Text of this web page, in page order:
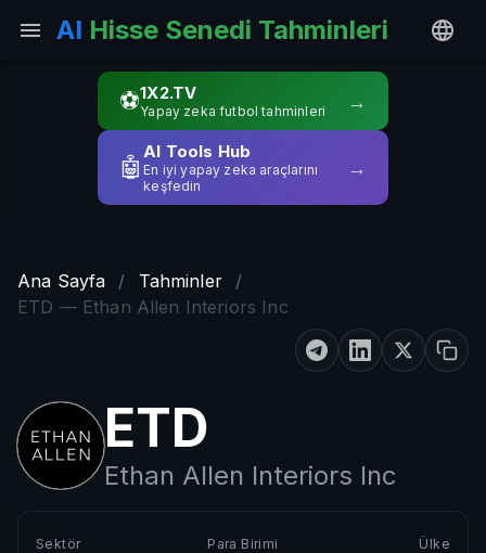
AI Hisse Senedi Tahminleri
⚽1X2.TV
Yapay zeka futbol tahminleri →
🤖
AI Tools Hub
En iyi yapay zeka araçlarını
keşfedin
→
Ana Sayfa / Tahminler
/
ETD — Ethan Allen Interiors Inc
ETD
Ethan Allen Interiors Inc
Sektör Para Birimi Ülke